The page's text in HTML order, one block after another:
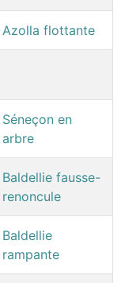
Azolla flottante
Séneçon en
arbre
Baldellie fausse-
renoncule
Baldellie
rampante